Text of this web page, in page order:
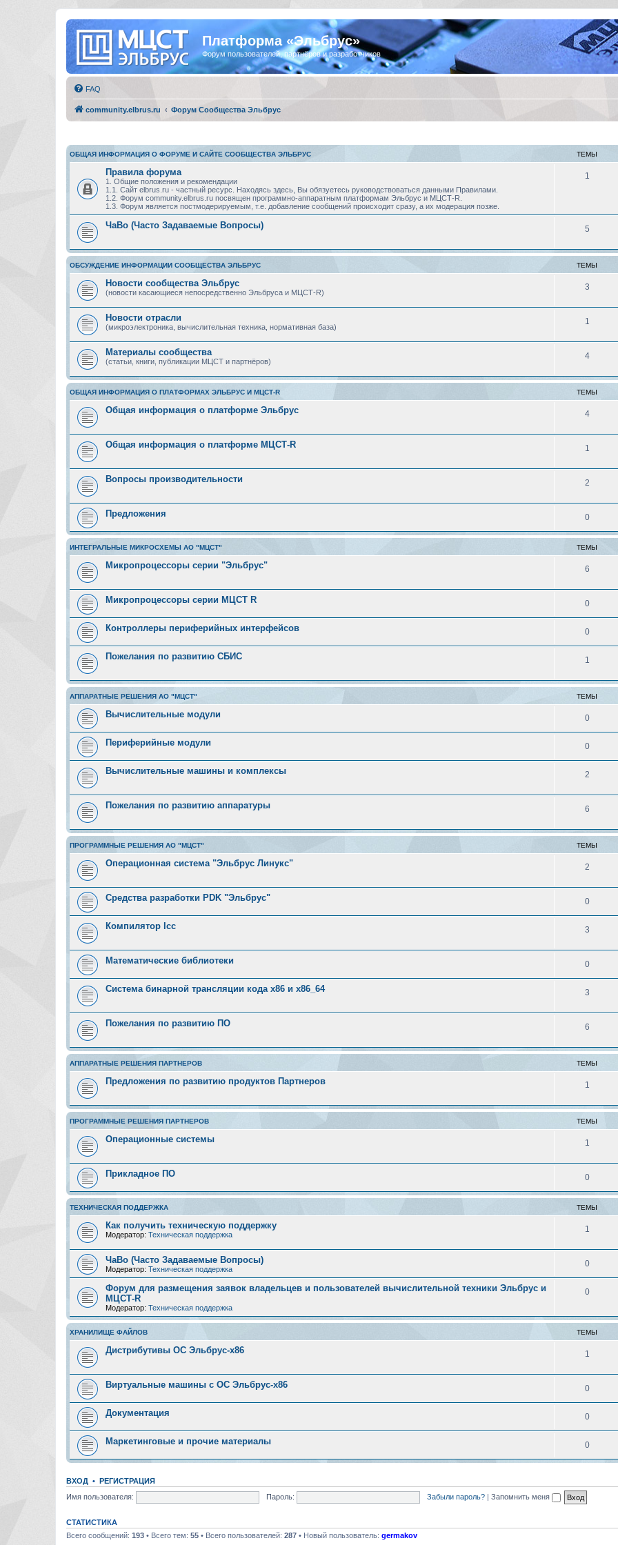
Платформа «Эльбрус»
Форум пользователей, партнёров и разработчиков
FAQ
community.elbrus.ru Форум Сообщества Эльбрус
ОБЩАЯ ИНФОРМАЦИЯ О ФОРУМЕ И САЙТЕ СООБЩЕСТВА ЭЛЬБРУС ТЕМЫ
Правила форума
1. Общие положения и рекомендации
1.1. Сайт elbrus.ru - частный ресурс. Находясь здесь, Вы обязуетесь руководствоваться данными Правилами.
1.2. Форум community.elbrus.ru посвящен программно-аппаратным платформам Эльбрус и МЦСТ-R.
1.3. Форум является постмодерируемым, т.е. добавление сообщений происходит сразу, а их модерация позже.
1
ЧаВо (Часто Задаваемые Вопросы) 5
ОБСУЖДЕНИЕ ИНФОРМАЦИИ СООБЩЕСТВА ЭЛЬБРУС ТЕМЫ
Новости сообщества Эльбрус
(новости касающиеся непосредственно Эльбруса и МЦСТ-R)
3
Новости отрасли
(микроэлектроника, вычислительная техника, нормативная база)
1
Материалы сообщества
(статьи, книги, публикации МЦСТ и партнёров)
4
ОБЩАЯ ИНФОРМАЦИЯ О ПЛАТФОРМАХ ЭЛЬБРУС И МЦСТ-R ТЕМЫ
Общая информация о платформе Эльбрус 4
Общая информация о платформе МЦСТ-R 1
Вопросы производительности 2
Предложения 0
ИНТЕГРАЛЬНЫЕ МИКРОСХЕМЫ АО "МЦСТ" ТЕМЫ
Микропроцессоры серии "Эльбрус" 6
Микропроцессоры серии МЦСТ R 0
Контроллеры периферийных интерфейсов 0
Пожелания по развитию СБИС 1
АППАРАТНЫЕ РЕШЕНИЯ АО "МЦСТ" ТЕМЫ
Вычислительные модули 0
Периферийные модули 0
Вычислительные машины и комплексы 2
Пожелания по развитию аппаратуры 6
ПРОГРАММНЫЕ РЕШЕНИЯ АО "МЦСТ" ТЕМЫ
Операционная система "Эльбрус Линукс" 2
Средства разработки PDK "Эльбрус" 0
Компилятор lcc 3
Математические библиотеки 0
Система бинарной трансляции кода х86 и х86_64 3
Пожелания по развитию ПО 6
АППАРАТНЫЕ РЕШЕНИЯ ПАРТНЕРОВ ТЕМЫ
Предложения по развитию продуктов Партнеров 1
ПРОГРАММНЫЕ РЕШЕНИЯ ПАРТНЕРОВ ТЕМЫ
Операционные системы 1
Прикладное ПО 0
ТЕХНИЧЕСКАЯ ПОДДЕРЖКА ТЕМЫ
Как получить техническую поддержку
Модератор: Техническая поддержка
1
ЧаВо (Часто Задаваемые Вопросы)
Модератор: Техническая поддержка
0
Форум для размещения заявок владельцев и пользователей вычислительной техники Эльбрус и
МЦСТ-R
Модератор: Техническая поддержка
0
ХРАНИЛИЩЕ ФАЙЛОВ ТЕМЫ
Дистрибутивы ОС Эльбрус-x86 1
Виртуальные машины с ОС Эльбрус-x86 0
Документация 0
Маркетинговые и прочие материалы 0
ВХОД • РЕГИСТРАЦИЯ
Имя пользователя:
Пароль: Забыли пароль? | Запомнить меня
СТАТИСТИКА
Всего сообщений: 193 • Всего тем: 55 • Всего пользователей: 287 • Новый пользователь: germakov